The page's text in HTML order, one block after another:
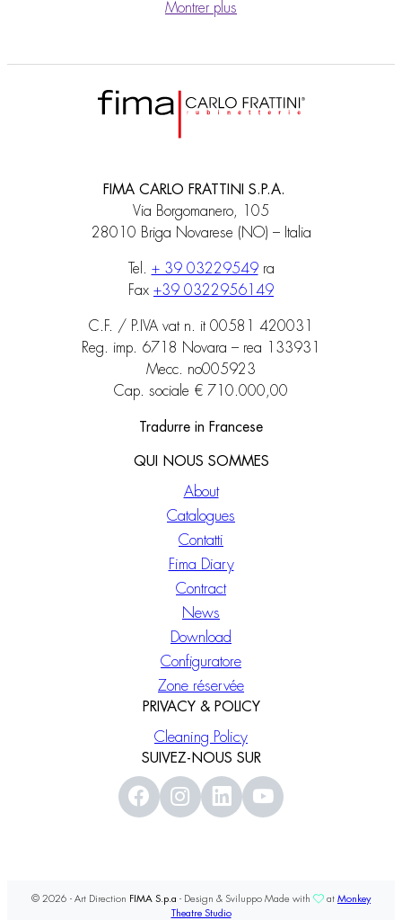
Montrer plus
FIMA CARLO FRATTINI S.P.A.
Via Borgomanero, 105
28010 Briga Novarese (NO) – Italia
Tel. + 39 03229549ra
Fax +39 0322956149
C.F. / P.IVA vat n. it 00581 420031
Reg. imp. 6718 Novara – rea 133931
Mecc. no005923
Cap. sociale € 710.000,00
Tradurre in Francese
QUI NOUS SOMMES
About
Catalogues
Contatti
Fima Diary
Contract
News
Download
Configuratore
Zone réservée
PRIVACY & POLICY
Cleaning Policy
SUIVEZ-NOUS SUR
© 2026 - Art Direction FIMA S.p.a - Design & Sviluppo Made with at Monkey
Theatre Studio